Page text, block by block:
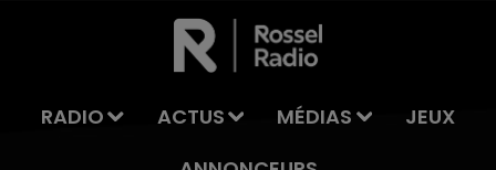
LA TEAM DE L'ÉTÉ
RADIO ACTUS MÉDIAS
JEUX